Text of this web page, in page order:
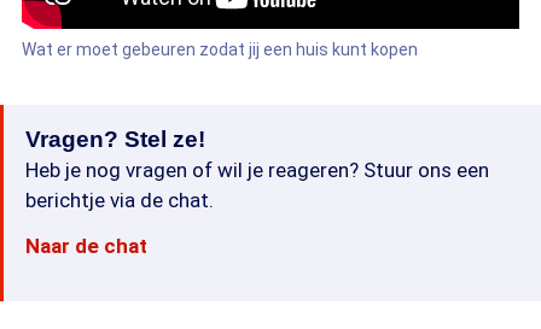
Wat er moet gebeuren zodat jij een huis kunt kopen
Vragen? Stel ze!
Heb je nog vragen of wil je reageren? Stuur ons een
berichtje via de chat.
Naar de chat